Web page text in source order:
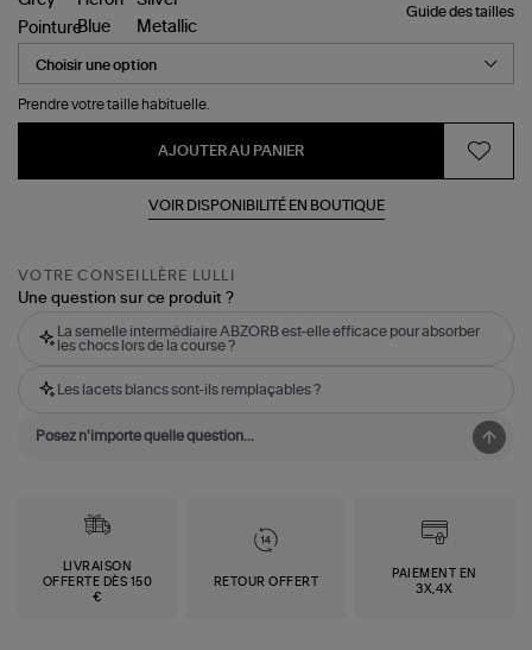
Guide des tailles
Pointure
Prendre votre taille habituelle.
AJOUTER AU PANIER
VOIR DISPONIBILITÉ EN BOUTIQUE
VOTRE CONSEILLÈRE LULLI
Une question sur ce produit ?
La semelle intermédiaire ABZORB est-elle efficace pour absorber
les chocs lors de la course ?
Les lacets blancs sont-ils remplaçables ?
LIVRAISON
OFFERTE DÈS 150
€
RETOUR OFFERT
PAIEMENT EN
3X,4X